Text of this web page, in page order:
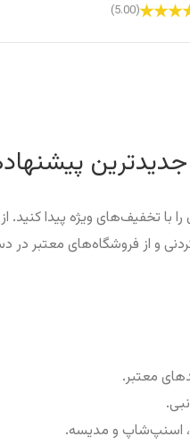
(5.00)
و از فروشگاه‌های
اسنپ‌شاپ و مدیسه.